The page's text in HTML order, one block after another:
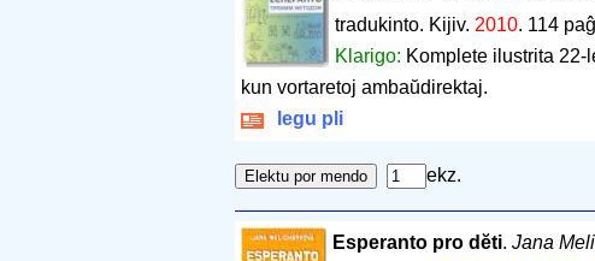
tradukinto. Kijiv. 2010. 114
Klarigo: Komplete ilustrita
kun vortaretoj ambaŭdirektaj.
legu pli
ekz.
Esperanto pro dĕti. Jana